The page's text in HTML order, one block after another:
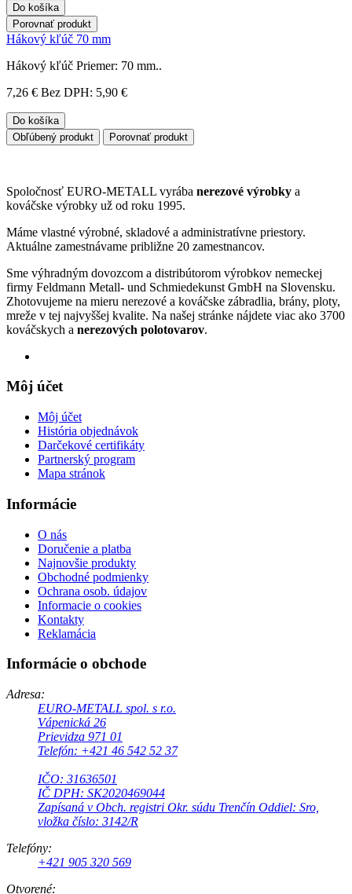
Do košíka
Porovnať produkt
Hákový kľúč 70 mm
Hákový kľúč Priemer: 70 mm..
7,26 € Bez DPH: 5,90 €
Do košíka
Obľúbený produkt
Porovnať produkt
Spoločnosť EURO-METALL vyrába nerezové výrobky a
kováčske výrobky už od roku 1995.
Máme vlastné výrobné, skladové a administratívne priestory.
Aktuálne zamestnávame približne 20 zamestnancov.
Sme výhradným dovozcom a distribútorom výrobkov nemeckej
firmy Feldmann Metall- und Schmiedekunst GmbH na Slovensku.
Zhotovujeme na mieru nerezové a kováčske zábradlia, brány, ploty,
mreže v tej najvyššej kvalite. Na našej stránke nájdete viac ako 3700
kováčskych a nerezových polotovarov.
Môj účet
Môj účet
História objednávok
Darčekové certifikáty
Partnerský program
Mapa stránok
Informácie
O nás
Doručenie a platba
Najnovšie produkty
Obchodné podmienky
Ochrana osob. údajov
Informacie o cookies
Kontakty
Reklamácia
Informácie o obchode
Adresa:
EURO-METALL spol. s r.o.
Vápenická 26
Prievidza 971 01
Telefón: +421 46 542 52 37
IČO: 31636501
IČ DPH: SK2020469044
Zapísaná v Obch. registri Okr. súdu Trenčín Oddiel: Sro,
vložka číslo: 3142/R
Telefóny:
+421 905 320 569
Otvorené: